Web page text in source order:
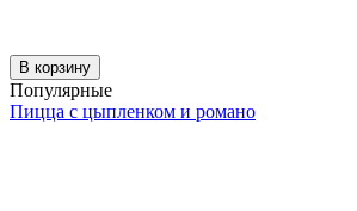
В корзину
Популярные
Пицца с цыпленком и романо